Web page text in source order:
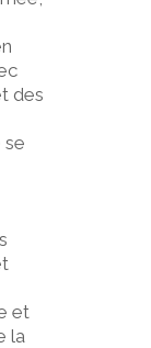
des
se
et
la